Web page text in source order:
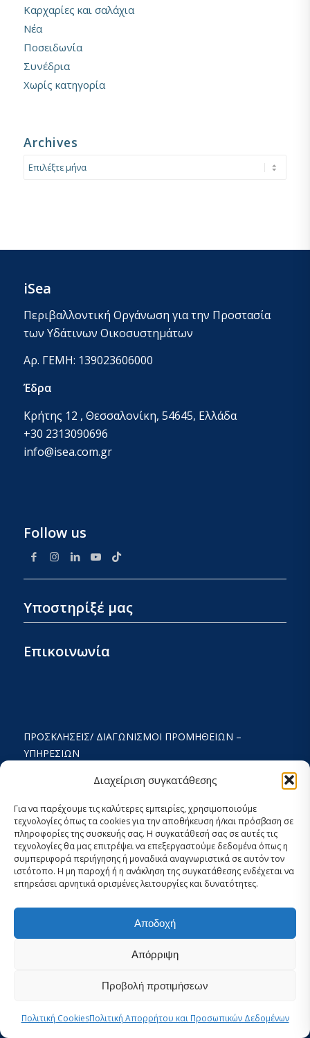
Διαχείριση συγκατάθεσης
Για να παρέχουμε τις καλύτερες εμπειρίες, χρησιμοποιούμε
τεχνολογίες όπως τα cookies για την αποθήκευση ή/και πρόσβαση σε
πληροφορίες της συσκευής σας. Η συγκατάθεσή σας σε αυτές τις
τεχνολογίες θα μας επιτρέψει να επεξεργαστούμε δεδομένα όπως η
συμπεριφορά περιήγησης ή μοναδικά αναγνωριστικά σε αυτόν τον
ιστότοπο. Η μη παροχή ή η ανάκληση της συγκατάθεσης ενδέχεται να
επηρεάσει αρνητικά ορισμένες λειτουργίες και δυνατότητες.
Αποδοχή
Απόρριψη
Προβολή προτιμήσεων
Πολιτική CookiesΠολιτική Απορρήτου και Προσωπικών Δεδομένων
Καρχαρίες και σαλάχια
Νέα
Ποσειδωνία
Συνέδρια
Χωρίς κατηγορία
Archives
iSea
Περιβαλλοντική Οργάνωση για την Προστασία
των Υδάτινων Οικοσυστημάτων
Αρ. ΓΕΜΗ: 139023606000
Έδρα
Κρήτης 12 , Θεσσαλονίκη, 54645, Ελλάδα
+30 2313090696
info@isea.com.gr
Follow us
Υποστηρίξέ μας
Επικοινωνία
ΠΡΟΣΚΛΉΣΕΙΣ/ ΔΙΑΓΩΝΙΣΜΟΊ ΠΡΟΜΉΘΕΙΩΝ –
ΥΠΗΡΕΣΙΏΝ
ΟΡΟΙ ΧΡΗΣΗΣ ΚΑΙ ΠΟΛΙΤΙΚΗ ΑΠΟΡΡΗΤΟΥ
ΚΑΤΑΣΤΑΤΙΚΌ
ΕΚΘΕΣΗ ΔΡΑΣΤΗΡΙΟΤΗΤΩΝ
ΟΙΚΟΝΟΜΙΚΟΣ ΑΠΟΛΟΓΙΣΜΟΣ
ΣΤΡΑΤΗΓΙΚΟΣ ΣΧΕΔΙΑΣΜΟΣ 2024-2029
ΡΥΘΜΊΣΕΙΣ COOKIES ΚΑΙ ΑΠΟΡΡΉΤΟΥ
© Copyright -iSea-Elena Politi Web Design